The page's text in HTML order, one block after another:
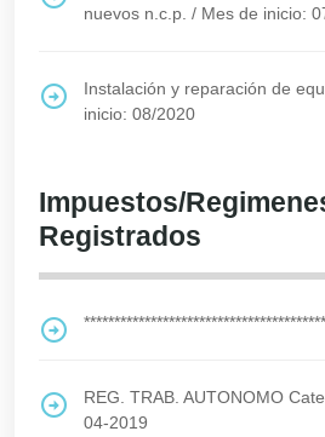
nuevos n.c.p. / Mes de inicio:
Instalación y reparación de
inicio: 08/2020
Impuestos/
Registrados
REG. TRAB. AUTONOMO
04-2019